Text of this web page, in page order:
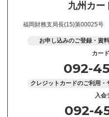
九州カー
福岡財務支局長(15)第00025号
お申し込みのご登録・資
カー
092-
クレジットカードのご利用
入会
092-